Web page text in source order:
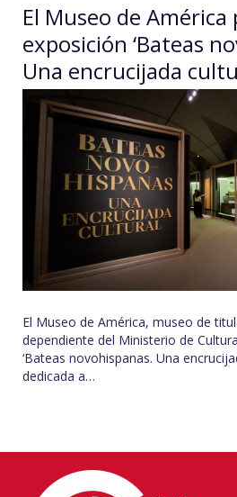
El Museo de
exposición ‘Bateas
Una encrucijada
El Museo de América, museo de
dependiente del Ministerio de
‘Bateas novohispanas. Una
dedicada a…